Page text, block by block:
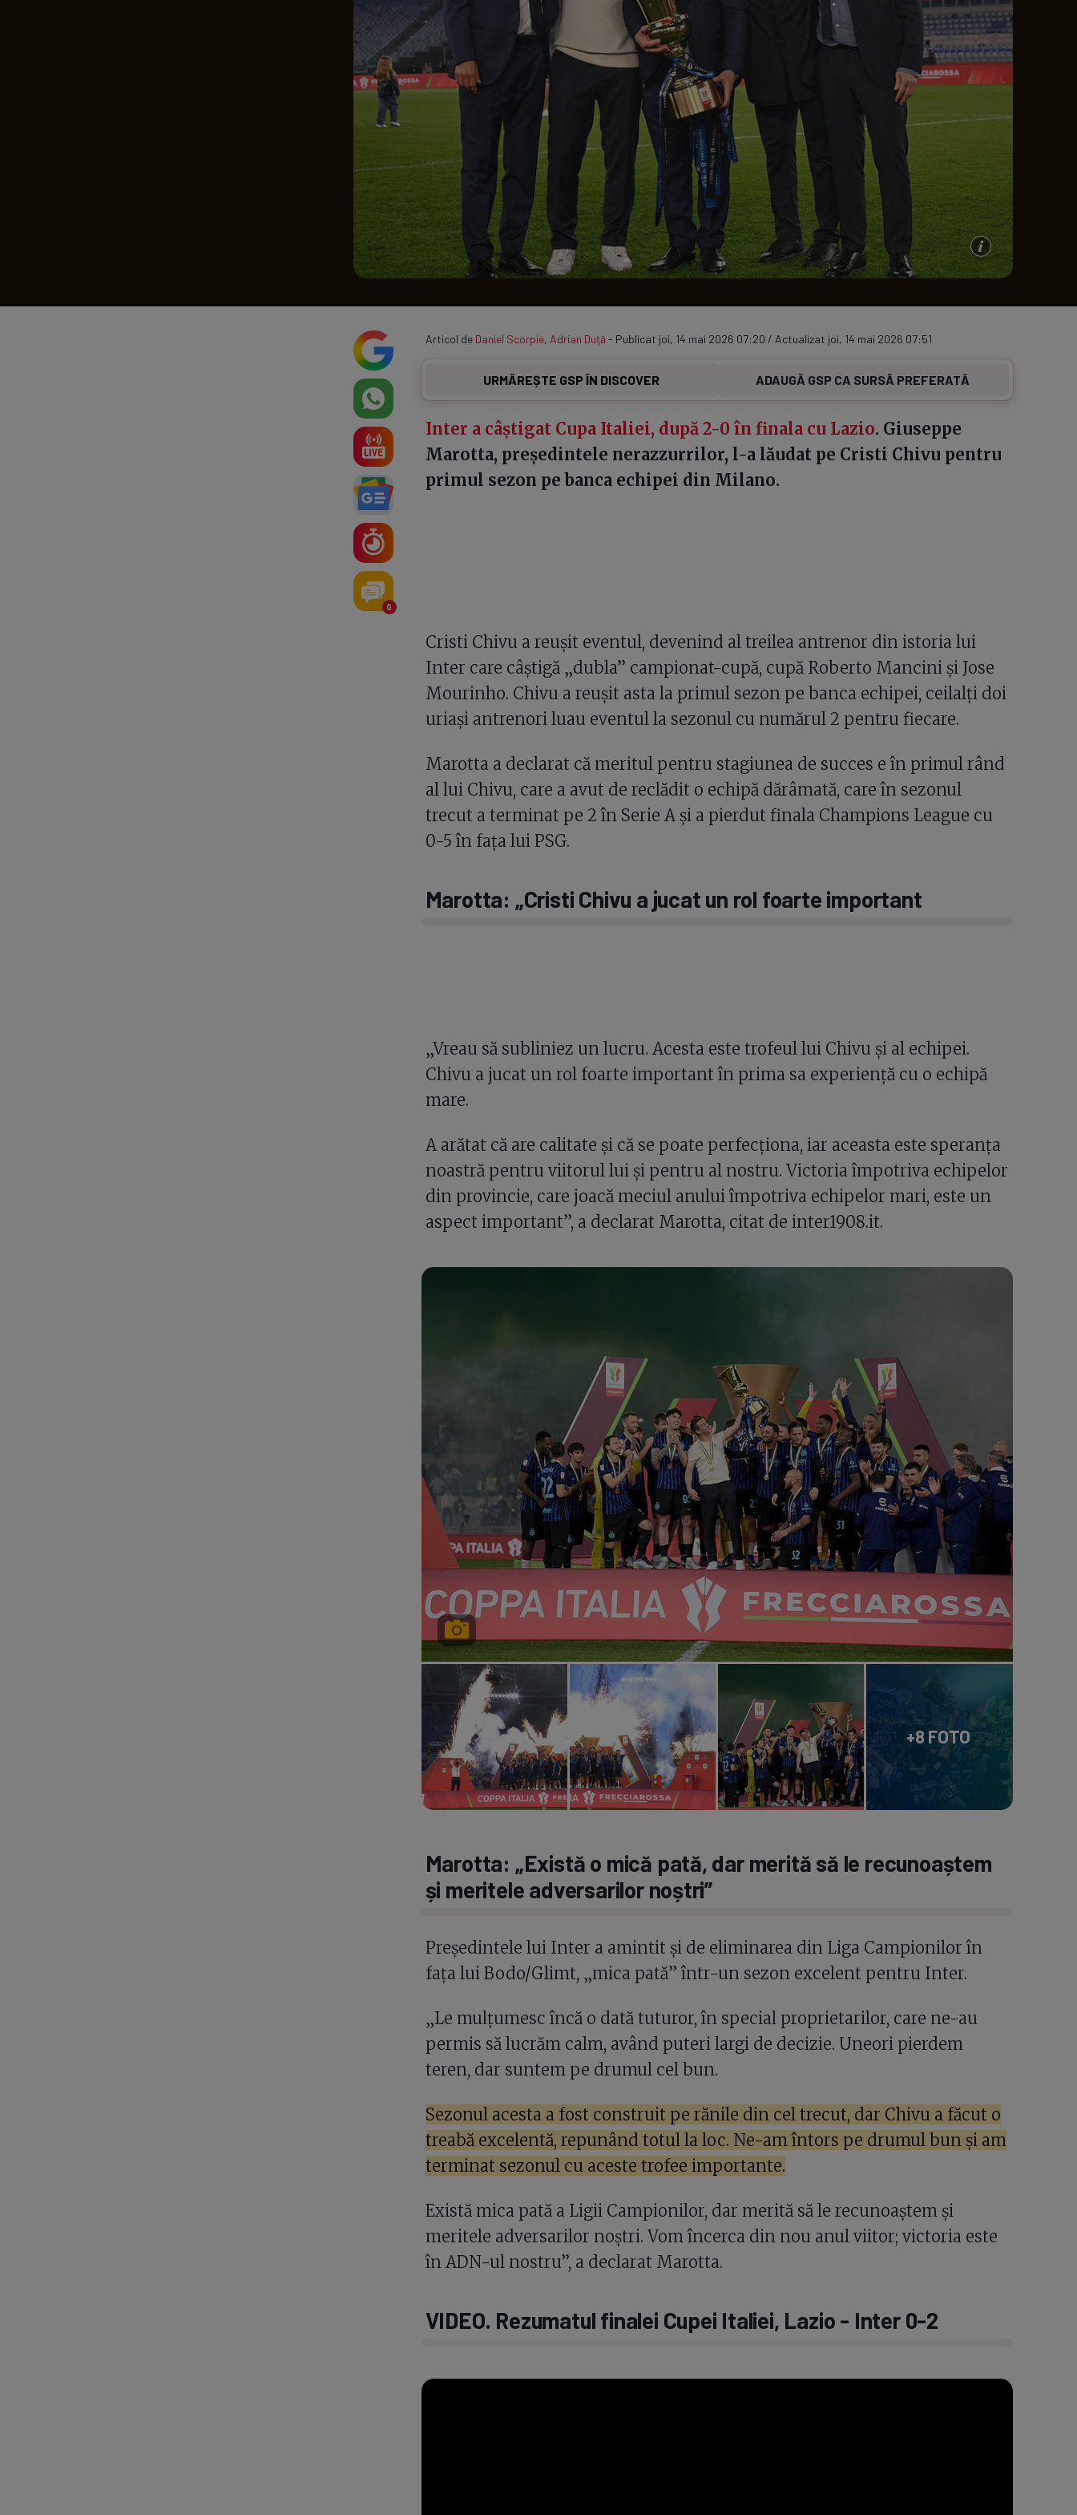
Clasament
Program TV
0
Articol de Daniel Scorpie, Adrian Duţă- Publicat joi, 14 mai 2026 07:20 / Actualizat joi, 14 mai 2026 07:51
URMĂREȘTE GSP ÎN DISCOVER ADAUGĂ GSP CA SURSĂ PREFERATĂ
Inter a câștigat Cupa Italiei, după 2-0 în finala cu Lazio. Giuseppe
Marotta, președintele nerazzurrilor, l-a lăudat pe Cristi Chivu pentru
primul sezon pe banca echipei din Milano.
Cristi Chivu a reușit eventul, devenind al treilea antrenor din istoria lui
Inter care câștigă „dubla” campionat-cupă, cupă Roberto Mancini și Jose
Mourinho. Chivu a reușit asta la primul sezon pe banca echipei, ceilalți doi
uriași antrenori luau eventul la sezonul cu numărul 2 pentru fiecare.
Marotta a declarat că meritul pentru stagiunea de succes e în primul rând
al lui Chivu, care a avut de reclădit o echipă dărâmată, care în sezonul
trecut a terminat pe 2 în Serie A și a pierdut finala Champions League cu
0-5 în fața lui PSG.
Marotta: „Cristi Chivu a jucat un rol foarte important
„Vreau să subliniez un lucru. Acesta este trofeul lui Chivu și al echipei.
Chivu a jucat un rol foarte important în prima sa experiență cu o echipă
mare.
A arătat că are calitate și că se poate perfecționa, iar aceasta este speranța
noastră pentru viitorul lui și pentru al nostru. Victoria împotriva echipelor
din provincie, care joacă meciul anului împotriva echipelor mari, este un
aspect important”, a declarat Marotta, citat de inter1908.it.
+8 FOTO
Marotta: „Există o mică pată, dar merită să le recunoaștem
și meritele adversarilor noștri”
Președintele lui Inter a amintit și de eliminarea din Liga Campionilor în
fața lui Bodo/Glimt, „mica pată” într-un sezon excelent pentru Inter.
„Le mulțumesc încă o dată tuturor, în special proprietarilor, care ne-au
permis să lucrăm calm, având puteri largi de decizie. Uneori pierdem
teren, dar suntem pe drumul cel bun.
Sezonul acesta a fost construit pe rănile din cel trecut, dar Chivu a făcut o
treabă excelentă, repunând totul la loc. Ne-am întors pe drumul bun și am
terminat sezonul cu aceste trofee importante.
Există mica pată a Ligii Campionilor, dar merită să le recunoaștem și
meritele adversarilor noștri. Vom încerca din nou anul viitor; victoria este
în ADN-ul nostru”, a declarat Marotta.
VIDEO. Rezumatul finalei Cupei Italiei, Lazio - Inter 0-2